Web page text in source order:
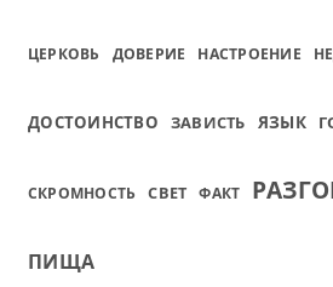
ЦЕРКОВЬ ДОВЕРИЕ НАСТРОЕНИЕ
ДОСТОИНСТВО ЗАВИСТЬ ЯЗЫК
СКРОМНОСТЬ СВЕТ ФАКТ
ПИЩА